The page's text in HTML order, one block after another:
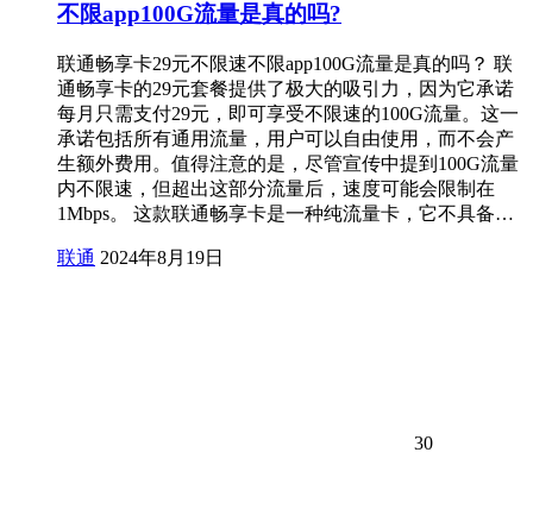
不限app100G流量是真的吗?
联通畅享卡29元不限速不限app100G流量是真的吗？ 联
通畅享卡的29元套餐提供了极大的吸引力，因为它承诺
每月只需支付29元，即可享受不限速的100G流量。这一
承诺包括所有通用流量，用户可以自由使用，而不会产
生额外费用。值得注意的是，尽管宣传中提到100G流量
内不限速，但超出这部分流量后，速度可能会限制在
1Mbps。 这款联通畅享卡是一种纯流量卡，它不具备…
联通 2024年8月19日
30